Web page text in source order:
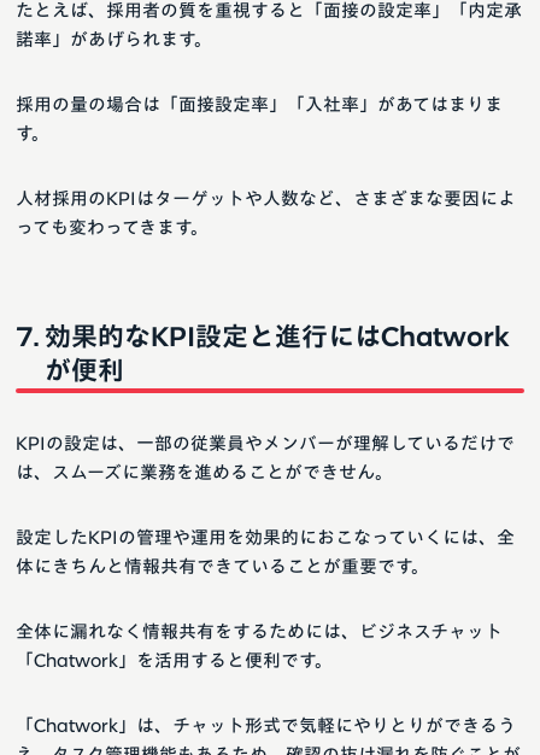
たとえば、採用者の質を重視すると「面接の設定率」「内定承
諾率」があげられます。
採用の量の場合は「面接設定率」「入社率」があてはまりま
す。
人材採用のKPIはターゲットや人数など、さまざまな要因によ
っても変わってきます。
効果的なKPI設定と進行にはChatwork
が便利
KPIの設定は、一部の従業員やメンバーが理解しているだけで
は、スムーズに業務を進めることができせん。
設定したKPIの管理や運用を効果的におこなっていくには、全
体にきちんと情報共有できていることが重要です。
全体に漏れなく情報共有をするためには、ビジネスチャット
「Chatwork」を活用すると便利です。
「Chatwork」は、チャット形式で気軽にやりとりができるう